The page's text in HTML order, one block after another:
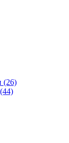
(26)
(44)